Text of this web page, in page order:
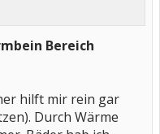
Bereich
hilft mir rein gar
Durch Wärme